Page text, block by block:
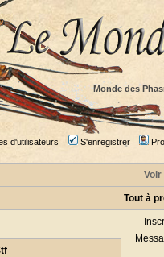
Monde des
d'utilisateurs S'enregistrer
Voir
Tout à